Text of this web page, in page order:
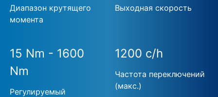
Диапазон крутящего
момента
Выходная скорость
15 Nm - 1600
Nm
Регулируемый
1200 c/h
Частота переключений
(макс.)